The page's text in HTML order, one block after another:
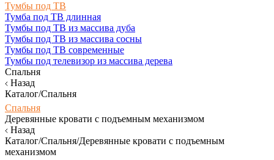
Тумбы под ТВ
Тумба под ТВ длинная
Тумбы под ТВ из массива дуба
Тумбы под ТВ из массива сосны
Тумбы под ТВ современные
Тумбы под телевизор из массива дерева
Спальня
Назад
Каталог/Спальня
Спальня
Деревянные кровати с подъемным механизмом
Назад
Каталог/Спальня/Деревянные кровати с подъемным
механизмом